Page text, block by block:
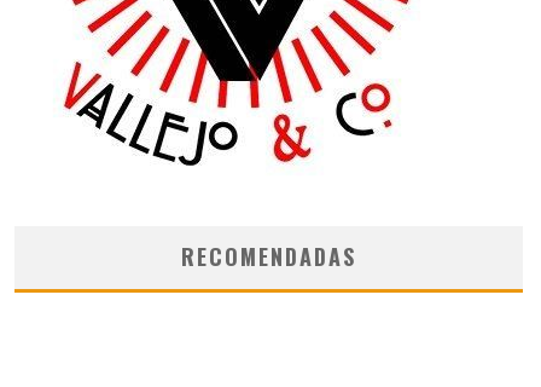
RECOMENDADAS